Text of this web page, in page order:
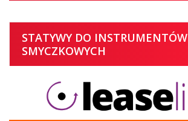
STATYWY DO INSTRUMENTÓW
SMYCZKOWYCH